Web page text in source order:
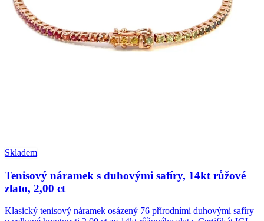
Skladem
Tenisový náramek s duhovými safíry, 14kt růžové
zlato, 2,00 ct
Klasický tenisový náramek osázený 76 přírodními duhovými safíry